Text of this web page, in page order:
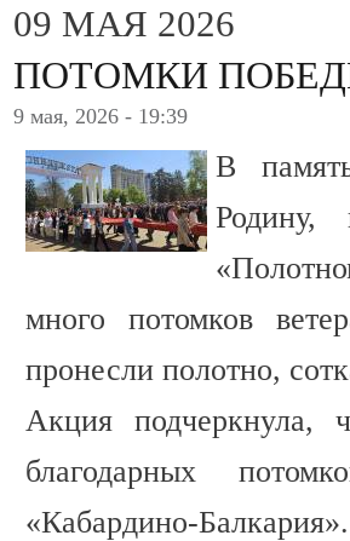
09 МАЯ 2026
ПОТОМКИ
9 мая, 2026 - 19:39
В
Родину,
много потомков
пронесли полотно,
Акция подчеркнула,
благодарных
«Кабардино-Балкария».